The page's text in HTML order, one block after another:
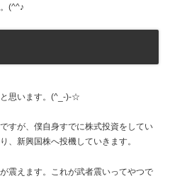
(^^♪
思います。(^_-)-☆
すが、僕自身すでに株式投資をしてい
、新興国株へ投機していきます。
震えます。これが武者震いってやつで